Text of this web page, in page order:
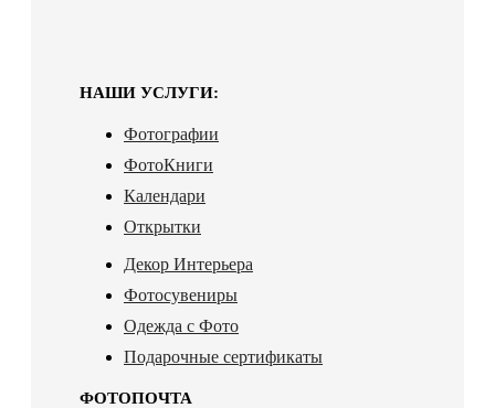
НАШИ УСЛУГИ:
Фотографии
ФотоКниги
Календари
Открытки
Декор Интерьера
Фотосувениры
Одежда с Фото
Подарочные сертификаты
ФОТОПОЧТА